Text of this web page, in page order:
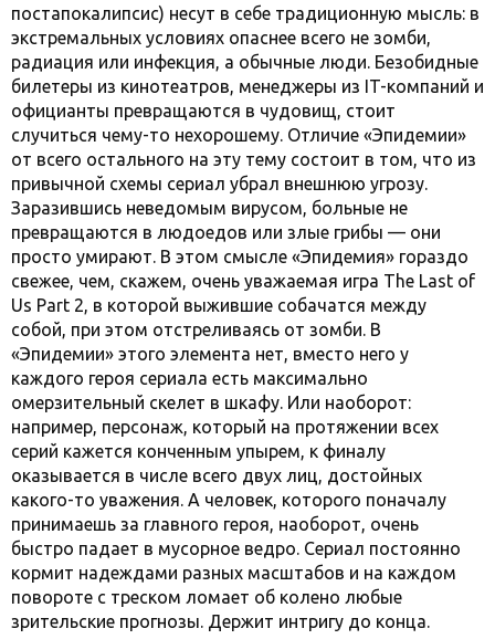
постапокалипсис) несут в себе традиционную мысль: в
экстремальных условиях опаснее всего не зомби,
радиация или инфекция, а обычные люди. Безобидные
билетеры из кинотеатров, менеджеры из IT-компаний и
официанты превращаются в чудовищ, стоит
случиться чему-то нехорошему. Отличие «Эпидемии»
от всего остального на эту тему состоит в том, что из
привычной схемы сериал убрал внешнюю угрозу.
Заразившись неведомым вирусом, больные не
превращаются в людоедов или злые грибы — они
просто умирают. В этом смысле «Эпидемия» гораздо
свежее, чем, скажем, очень уважаемая игра The Last of
Us Part 2, в которой выжившие собачатся между
собой, при этом отстреливаясь от зомби. В
«Эпидемии» этого элемента нет, вместо него у
каждого героя сериала есть максимально
омерзительный скелет в шкафу. Или наоборот:
например, персонаж, который на протяжении всех
серий кажется конченным упырем, к финалу
оказывается в числе всего двух лиц, достойных
какого-то уважения. А человек, которого поначалу
принимаешь за главного героя, наоборот, очень
быстро падает в мусорное ведро. Сериал постоянно
кормит надеждами разных масштабов и на каждом
повороте с треском ломает об колено любые
зрительские прогнозы. Держит интригу до конца.